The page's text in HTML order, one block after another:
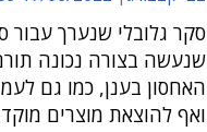
סקר גלובלי שנערך עבור
שנעשה בצורה נכונה
האחסון בענן, כמו גם
ואף להוצאת מוצרים